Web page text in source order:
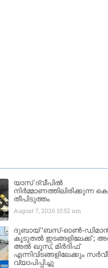
യാസ് ദ്വീപിൽ
നിർമ്മാണത്തിലിരിക്കുന്ന
തീപിടുത്തം
August 7, 2026 10:52 am
ദുബായ് ‘ബസ്-ഓൺ-
കൂടുതൽ ഇടങ്ങളിലേക്ക് ;
അൽ ഖൂസ്, മിർദിഫ്
എന്നിവിടങ്ങളിലേക്കും
വ്യാപിപ്പിച്ചു